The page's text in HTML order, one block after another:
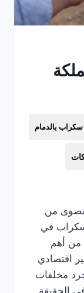
بالدمام
من
في
من أهم
اقتصادي
مخلفات